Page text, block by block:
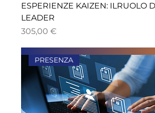
ESPERIENZE KAIZEN: ILRUOLO
LEADER
Prezzo
305,00 €
PRESENZA